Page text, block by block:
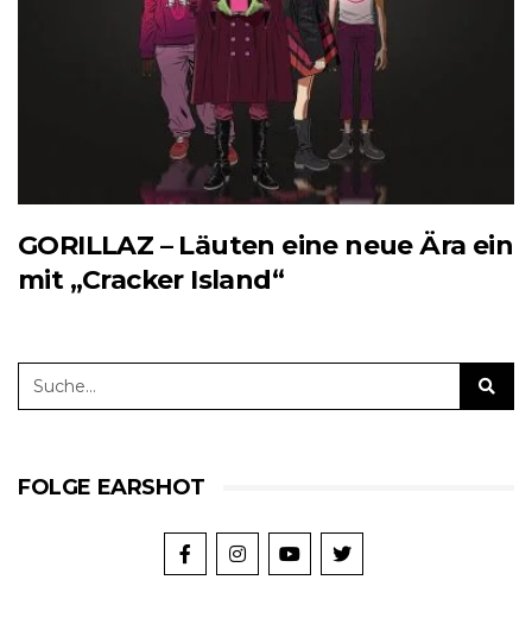
GORILLAZ – Läuten eine neue Ära ein
mit „Cracker Island“
FOLGE EARSHOT